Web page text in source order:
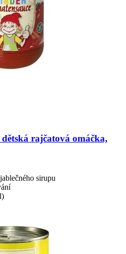
rajčatová omáčka,
sirupu